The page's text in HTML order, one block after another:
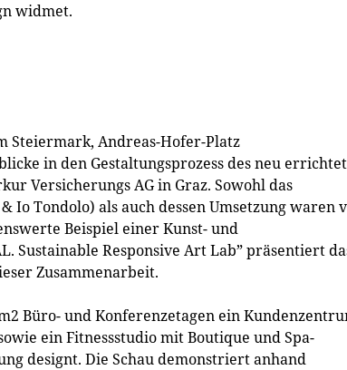
widmet.
Steiermark, Andreas-Hofer-Platz
in den Gestaltungsprozess des neu
Versicherungs AG in Graz. Sowohl das
Io Tondolo) als auch dessen Umsetzung waren
Beispiel einer Kunst- und
Sustainable Responsive Art Lab” präsentiert
Zusammenarbeit.
Büro- und Konferenzetagen ein
ein Fitnessstudio mit Boutique und Spa-
designt. Die Schau demonstriert anhand